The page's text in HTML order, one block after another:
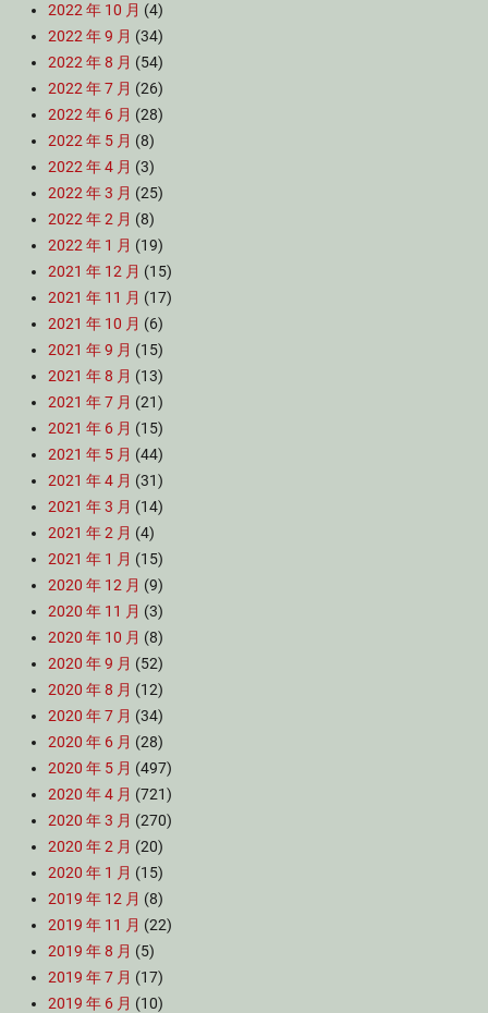
2022 年 10 月 (4)
2022 年 9 月 (34)
2022 年 8 月 (54)
2022 年 7 月 (26)
2022 年 6 月 (28)
2022 年 5 月 (8)
2022 年 4 月 (3)
2022 年 3 月 (25)
2022 年 2 月 (8)
2022 年 1 月 (19)
2021 年 12 月 (15)
2021 年 11 月 (17)
2021 年 10 月 (6)
2021 年 9 月 (15)
2021 年 8 月 (13)
2021 年 7 月 (21)
2021 年 6 月 (15)
2021 年 5 月 (44)
2021 年 4 月 (31)
2021 年 3 月 (14)
2021 年 2 月 (4)
2021 年 1 月 (15)
2020 年 12 月 (9)
2020 年 11 月 (3)
2020 年 10 月 (8)
2020 年 9 月 (52)
2020 年 8 月 (12)
2020 年 7 月 (34)
2020 年 6 月 (28)
2020 年 5 月 (497)
2020 年 4 月 (721)
2020 年 3 月 (270)
2020 年 2 月 (20)
2020 年 1 月 (15)
2019 年 12 月 (8)
2019 年 11 月 (22)
2019 年 8 月 (5)
2019 年 7 月 (17)
2019 年 6 月 (10)